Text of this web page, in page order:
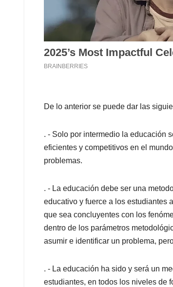
De lo anterior se puede dar las
. - Solo por intermedio la educación
eficientes y competitivos en el
problemas.
. - La educación debe ser una
educativo y fuerce a los estudiantes
que sea concluyentes con los
dentro de los parámetros
asumir e identificar un problema,
. - La educación ha sido y será un
estudiantes, en todos los niveles de